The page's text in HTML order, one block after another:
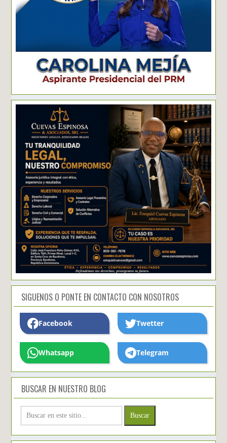
SIGUENOS O PONTE EN CONTACTO CON NOSOTROS
Facebook Twetter
Whatsapp Telegram
BUSCAR EN NUESTRO BLOG